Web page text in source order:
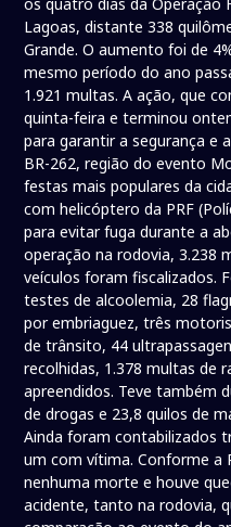
Lagoas, distante 338
Grande. O aumento foi de
mesmo período do ano
1.921 multas. A ação, que
quinta-feira e terminou
para garantir a segurança e
BR-262, região do evento
festas mais populares da
com helicóptero da PRF
para evitar fuga durante a
operação na rodovia, 3.238
veículos foram fiscalizados.
testes de alcoolemia, 28
por embriaguez, três
de trânsito, 44
recolhidas, 1.378 multas de
apreendidos. Teve também
de drogas e 23,8 quilos de
Ainda foram contabilizados
um com vítima. Conforme a
nenhuma morte e houve
acidente, tanto na rodovia,